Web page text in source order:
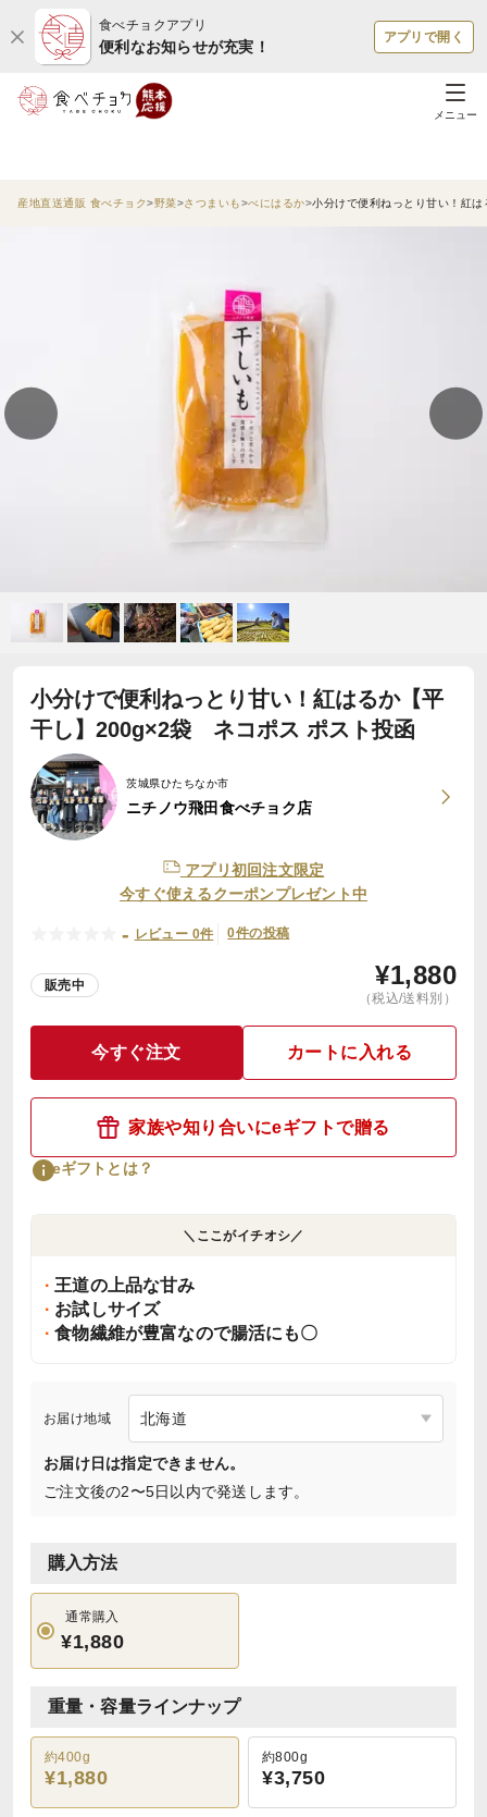
食べチョクアプリ
便利なお知らせが充実！
アプリで開く
メニュー
産地直送通販 食べチョク 野菜 さつまいも べにはるか 小分けで便利ねっとり甘い！紅
小分けで便利ねっとり甘い！紅はるか【平
干し】200g×2袋 ネコポス ポスト投函
茨城県ひたちなか市
ニチノウ飛田食べチョク店
アプリ初回注文限定
今すぐ使えるクーポンプレゼント中
- レビュー 0件 0件の投稿
販売中 ¥1,880
（税込/送料別）
今すぐ注文 カートに入れる
家族や知り合いにeギフトで贈る
eギフトとは？
＼ここがイチオシ／
王道の上品な甘み
お試しサイズ
食物繊維が豊富なので腸活にも〇
お届け地域
お届け日は指定できません。
ご注文後の2〜5日以内で発送します。
購入方法
通常購入
¥1,880
重量・容量ラインナップ
約400g
¥1,880
約800g
¥3,750